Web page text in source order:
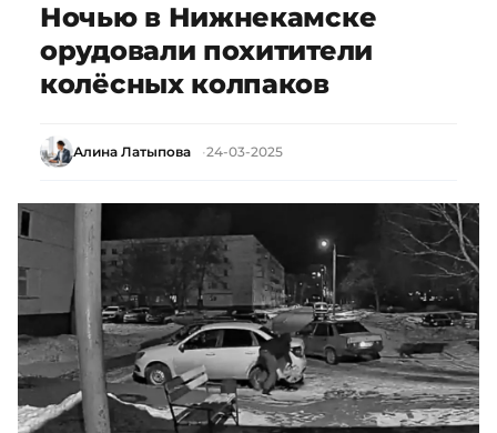
Ночью в Нижнекамске
орудовали похитители
колёсных колпаков
Алина Латыпова 24-03-2025